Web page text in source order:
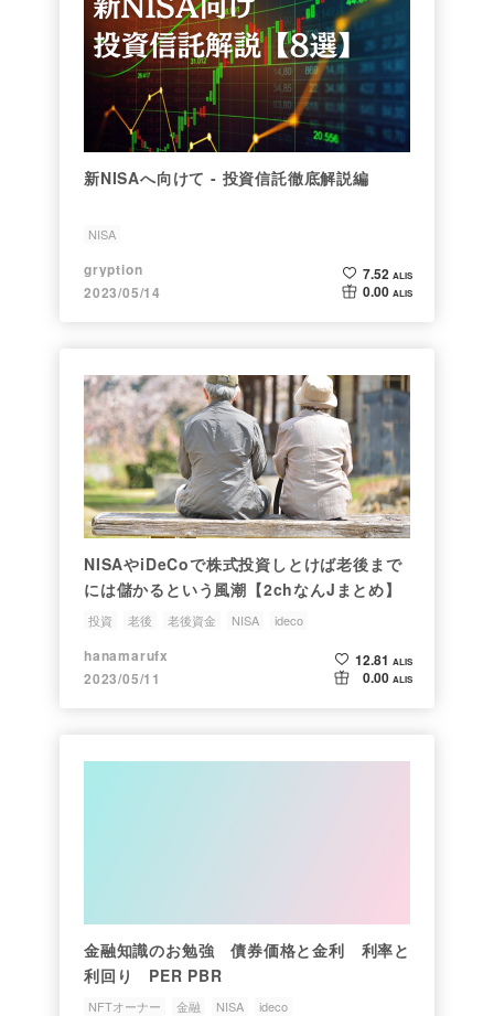
新NISAへ向けて - 投資信託徹底解説編
NISA
gryption
2023/05/14
7.52 ALIS
0.00 ALIS
NISAやiDeCoで株式投資しとけば老後まで
には儲かるという風潮【2chなんJまとめ】
投資 老後 老後資金 NISA ideco
hanamarufx
2023/05/11
12.81 ALIS
0.00 ALIS
金融知識のお勉強 債券価格と金利 利率と
利回り PER PBR
NFTオーナー 金融 NISA ideco